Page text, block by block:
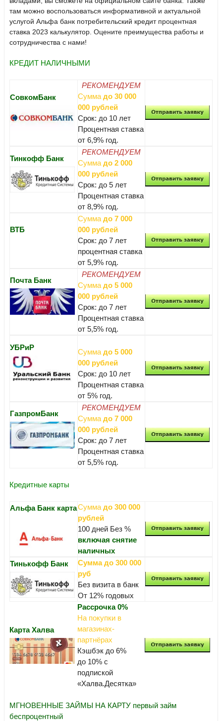
там можно воспользоваться информативной и актуальной
услугой Альфа банк потребительский кредит процентная
ставка 2023 калькулятор. Оцените преимущества работы и
сотрудничества с нами!
КРЕДИТ НАЛИЧНЫМИ
СовкомБанк
РЕКОМЕНДУЕМ
Сумма до 30 000
000 рублей
Срок: до 10 лет
Процентная ставка
от 6,9% год.
Тинкофф Банк
РЕКОМЕНДУЕМ
Сумма до 2 000
000 рублей
Срок: до 5 лет
Процентная ставка
от 8,9% год.
ВТБ
Сумма до 7 000
000 рублей
Срок: до 7 лет
процентная ставка
от 5,9% год.
Почта Банк
РЕКОМЕНДУЕМ
Сумма до 5 000
000 рублей
Срок: до 7 лет
Процентная ставка
от 5,5% год.
УБРиР
Сумма до 5 000
000 рублей
Срок: до 10 лет
Процентная ставка
от 5% год.
ГазпромБанк
РЕКОМЕНДУЕМ
Сумма до 7 000
000 рублей
Срок: до 7 лет
Процентная ставка
от 5,5% год.
Кредитные карты
Альфа Банк картаСумма до 300 000
рублей
100 дней Без %
включая снятие
наличных
Тинькофф Банк
Сумма до 300 000
руб
Без визита в банк
От 12% годовых
Карта Халва
Рассрочка 0%
На покупки в
магазинах-
партнёрах
Кэшбэк до 6%
до 10% с
подпиской
«Халва.Десятка»
МГНОВЕННЫЕ ЗАЙМЫ НА КАРТУ первый займ
беспроцентный